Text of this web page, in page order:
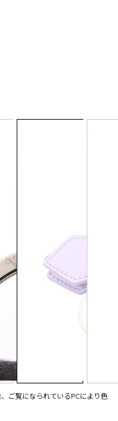
ご覧になられているPCにより色